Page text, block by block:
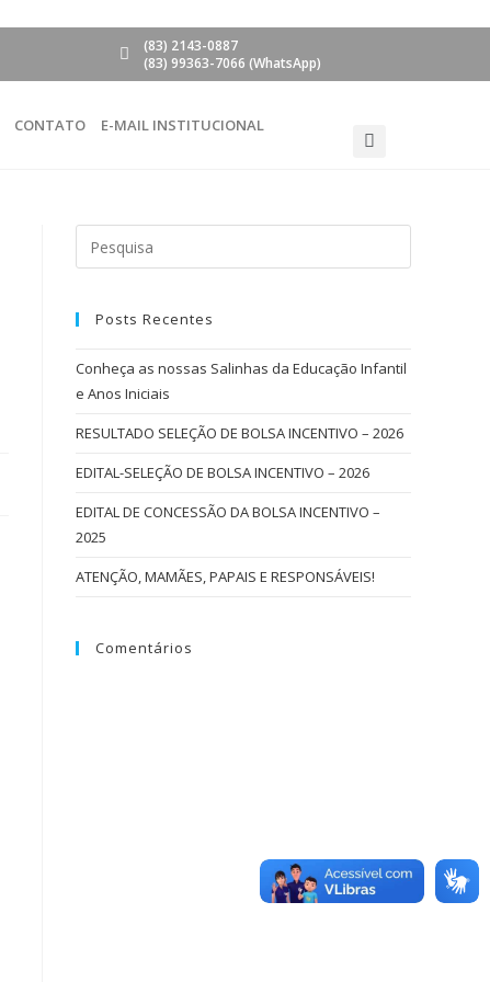
(83) 2143-0887
(83) 99363-7066 (WhatsApp)
CONTATO E-MAIL INSTITUCIONAL
Posts Recentes
Conheça as nossas Salinhas da Educação Infantil
e Anos Iniciais
RESULTADO SELEÇÃO DE BOLSA INCENTIVO – 2026
EDITAL-SELEÇÃO DE BOLSA INCENTIVO – 2026
EDITAL DE CONCESSÃO DA BOLSA INCENTIVO –
2025
ATENÇÃO, MAMÃES, PAPAIS E RESPONSÁVEIS!
Comentários